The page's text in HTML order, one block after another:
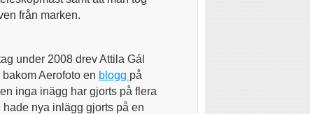
från marken.
under 2008 drev Attila Gál
Aerofoto en blogg på
inga inägg har gjorts på flera
hade nya inlägg gjorts på en